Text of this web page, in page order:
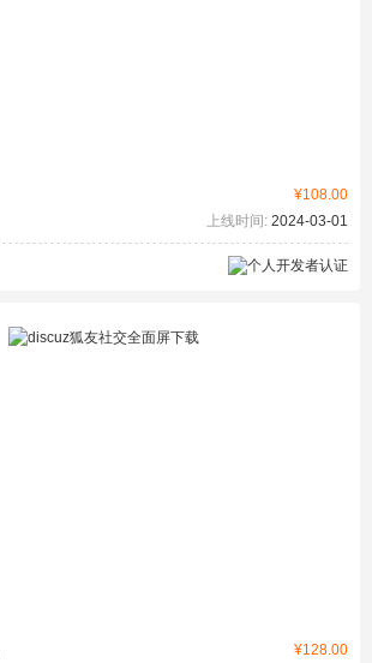
¥108.00
上线时间: 2024-03-01
¥128.00